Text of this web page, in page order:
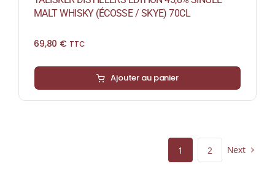
MALT WHISKY (ÉCOSSE / SKYE) 70CL
69,80 € TTC
Ajouter au panier
1 2 Next